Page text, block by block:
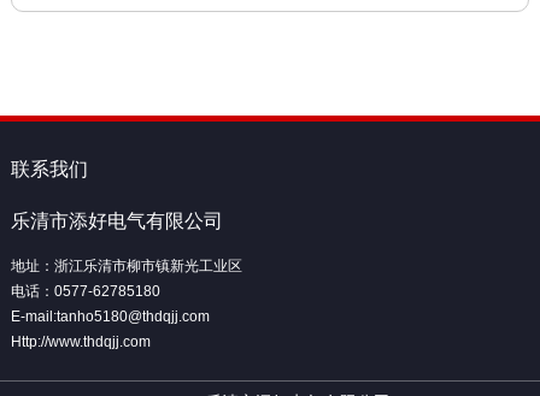
联系我们
乐清市添好电气有限公司
地址：浙江乐清市柳市镇新光工业区
电话：0577-62785180
E-mail:tanho5180@thdqjj.com
Http://www.thdqjj.com